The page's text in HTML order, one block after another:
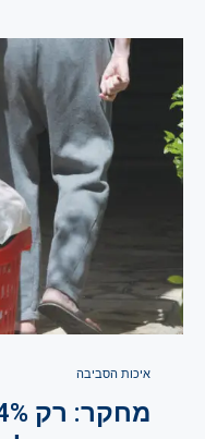
איכות הסביבה